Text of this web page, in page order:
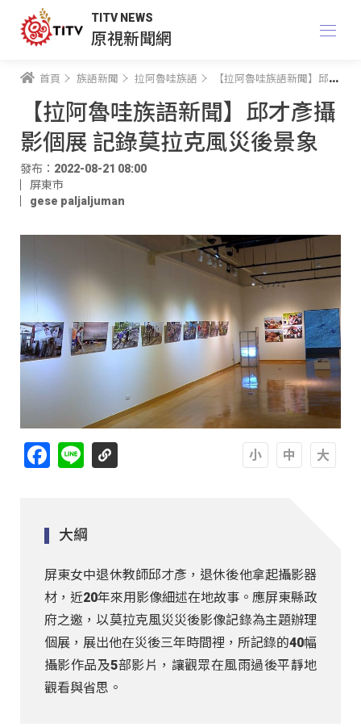
TITV NEWS
原視新聞網
首頁 族語新聞 拉阿魯哇族語 【拉阿魯哇族語新聞】邱才彥攝影個展 記錄莫拉克風災後景象
【拉阿魯哇族語新聞】邱才彥攝
影個展 記錄莫拉克風災後景象
發布：2022-08-21 08:00
屏東市
gese paljaljuman
Facebook
Line
大綱
屏東女中退休教師邱才彥，退休後他拿起攝影器
材，近20年來用影像細述在地故事。應屏東縣政
府之邀，以莫拉克風災災後影像記錄為主題辦理
個展，展出他在災後三年時間裡，所記錄的40幅
攝影作品及5部影片，讓觀眾在風雨過後平靜地
觀看與省思。